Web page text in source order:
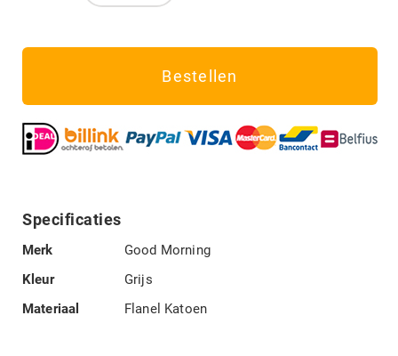
Bestellen
Specificaties
Specificaties
Merk
Good Morning
Kleur
Grijs
Materiaal
Flanel Katoen